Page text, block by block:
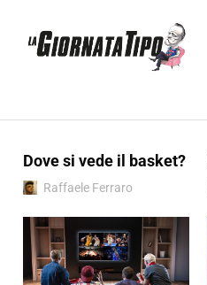
Dove si vede il basket?
Raffaele Ferraro